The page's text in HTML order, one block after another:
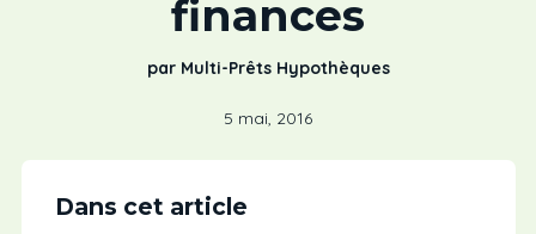
finances
par Multi-Prêts Hypothèques
5 mai, 2016
Dans cet article